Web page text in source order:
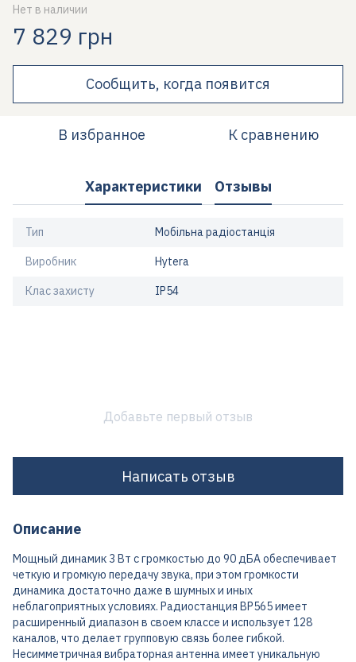
Нет в наличии
7 829 грн
Сообщить, когда появится
В избранное К сравнению
Характеристики Отзывы
Тип Мобільна радіостанція
Виробник Hytera
Клас захисту IP54
Добавьте первый отзыв
Написать отзыв
Описание
Мощный динамик 3 Вт с громкостью до 90 дБА обеспечивает
четкую и громкую передачу звука, при этом громкости
динамика достаточно даже в шумных и иных
неблагоприятных условиях. Радиостанция BP565 имеет
расширенный диапазон в своем классе и использует 128
каналов, что делает групповую связь более гибкой.
Несимметричная вибраторная антенна имеет уникальную